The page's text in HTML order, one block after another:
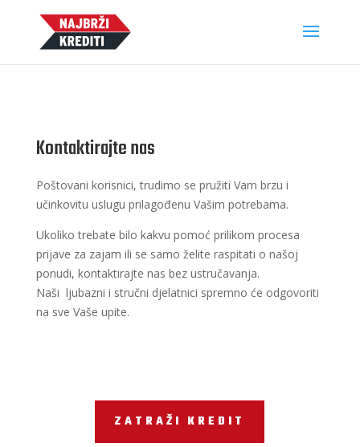
Kontaktirajte nas
Poštovani korisnici, trudimo se pružiti Vam brzu i
učinkovitu uslugu prilagođenu Vašim potrebama.
Ukoliko trebate bilo kakvu pomoć prilikom procesa
prijave za zajam ili se samo želite raspitati o našoj
ponudi, kontaktirajte nas bez ustručavanja.
Naši ljubazni i stručni djelatnici spremno će odgovoriti
na sve Vaše upite.
ZATRAŽI KREDIT